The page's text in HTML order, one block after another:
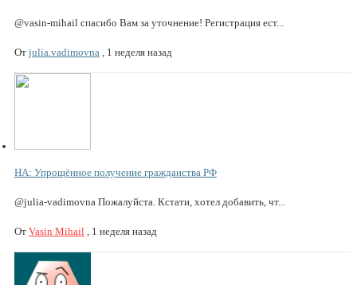
@vasin-mihail спасибо Вам за уточнение! Регистрация ест...
От julia.vadimovna 1 неделя назад
НА: Упрощённое получение гражданства РФ
@julia-vadimovna Пожалуйста. Кстати, хотел добавить, чт...
От Vasin Mihail 1 неделя назад